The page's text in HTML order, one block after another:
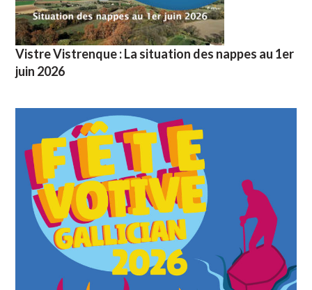
Vistre Vistrenque : La situation des nappes au 1er
juin 2026